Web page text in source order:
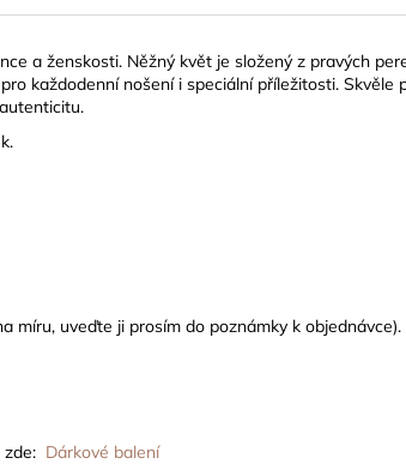
a ženskosti. Něžný květ je složený z pravých
každodenní nošení i speciální příležitosti. Skvěle
míru, uveďte ji prosím do poznámky k objednávce).
Dárkové balení